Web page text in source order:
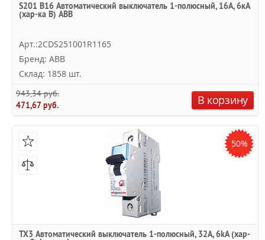
S201 B16 Автоматический выключатель 1-полюсный, 16А, 6кА
(хар-ка B) ABB
Арт.:2CDS251001R1165
Бренд: ABB
Склад: 1858 шт.
943,34 руб.
471,67 руб.
В корзину
50%
TX3 Автоматический выключатель 1-полюсный, 32А, 6kА (хар-